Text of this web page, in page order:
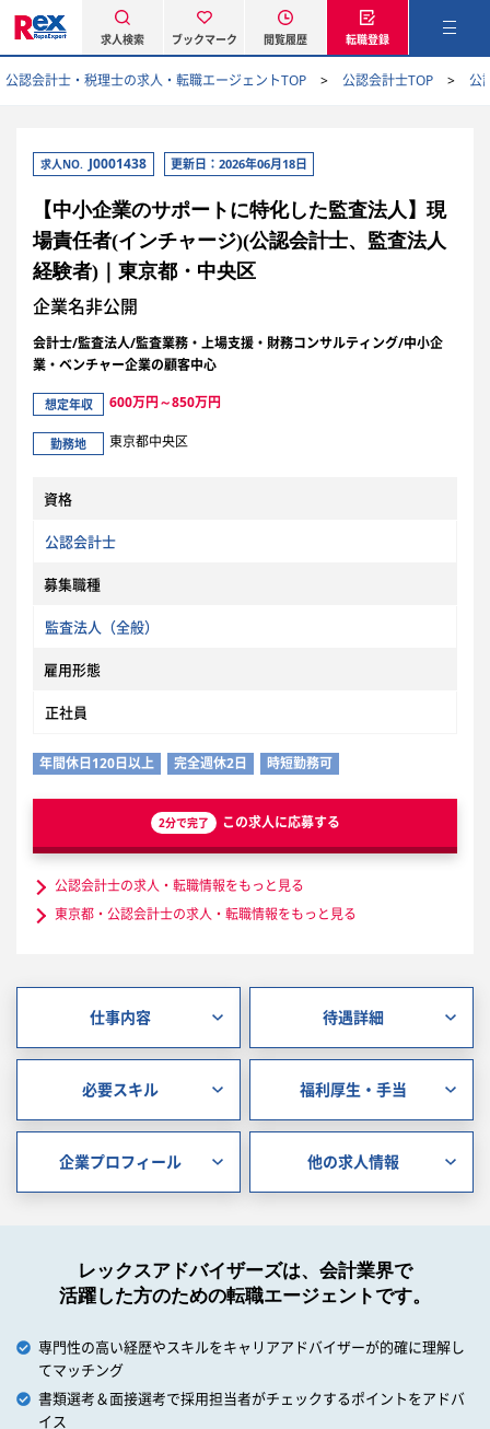
求人検索 ブックマーク 閲覧履歴 転職登録
公認会計士・税理士の求人・転職エージェントTOP 公認会計士TOP 公
求人NO. J0001438 更新日：2026年06月18日
【中小企業のサポートに特化した監査法人】現
場責任者(インチャージ)(公認会計士、監査法人
経験者)｜東京都・中央区
企業名非公開
会計士/監査法人/監査業務・上場支援・財務コンサルティング/中小企
業・ベンチャー企業の顧客中心
想定年収 600万円～850万円
勤務地 東京都中央区
資格
公認会計士
募集職種
監査法人（全般）
雇用形態
正社員
年間休日120日以上 完全週休2日 時短勤務可
2分で完了 この求人に応募する
公認会計士の求人・転職情報をもっと見る
東京都・公認会計士の求人・転職情報をもっと見る
仕事内容 待遇詳細
必要スキル 福利厚生・手当
企業プロフィール 他の求人情報
レックスアドバイザーズは、会計業界で
活躍した方のための転職エージェントです。
専門性の高い経歴やスキルをキャリアアドバイザーが的確に理解し
てマッチング
書類選考＆面接選考で採用担当者がチェックするポイントをアドバ
イス